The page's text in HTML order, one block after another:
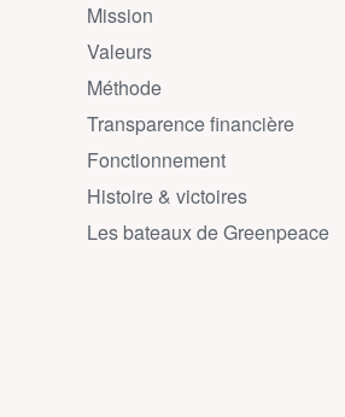
Mission
Valeurs
Méthode
Transparence financière
Fonctionnement
Histoire & victoires
Les bateaux de Greenpeace